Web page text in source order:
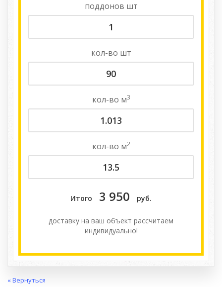
поддонов шт
кол-во шт
кол-во м3
кол-во м2
Итого 3 950 руб.
доставку на ваш объект расcчитаем
индивидуально!
« Вернуться